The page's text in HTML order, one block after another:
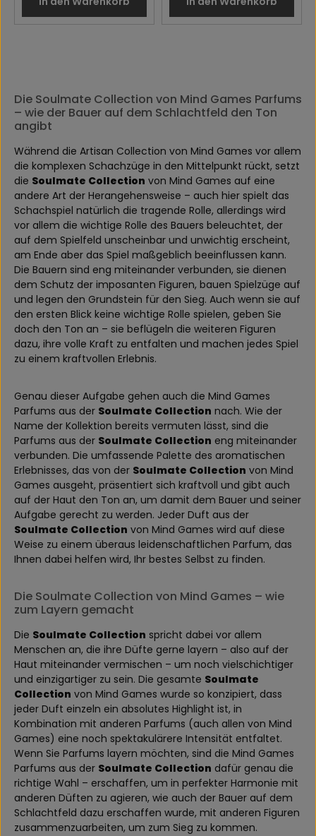
Die Soulmate Collection von Mind Games Parfums
– wie der Bauer auf dem Schlachtfeld den Ton
angibt
Während die Artisan Collection von Mind Games vor allem
die komplexen Schachzüge in den Mittelpunkt rückt, setzt
die Soulmate Collection von Mind Games auf eine
andere Art der Herangehensweise – auch hier spielt das
Schachspiel natürlich die tragende Rolle, allerdings wird
vor allem die wichtige Rolle des Bauers beleuchtet, der
auf dem Spielfeld unscheinbar und unwichtig erscheint,
am Ende aber das Spiel maßgeblich beeinflussen kann.
Die Bauern sind eng miteinander verbunden, sie dienen
dem Schutz der imposanten Figuren, bauen Spielzüge auf
und legen den Grundstein für den Sieg. Auch wenn sie auf
den ersten Blick keine wichtige Rolle spielen, geben Sie
doch den Ton an – sie beflügeln die weiteren Figuren
dazu, ihre volle Kraft zu entfalten und machen jedes Spiel
zu einem kraftvollen Erlebnis.
Genau dieser Aufgabe gehen auch die Mind Games
Parfums aus der Soulmate Collection nach. Wie der
Name der Kollektion bereits vermuten lässt, sind die
Parfums aus der Soulmate Collection eng miteinander
verbunden. Die umfassende Palette des aromatischen
Erlebnisses, das von der Soulmate Collection von Mind
Games ausgeht, präsentiert sich kraftvoll und gibt auch
auf der Haut den Ton an, um damit dem Bauer und seiner
Aufgabe gerecht zu werden. Jeder Duft aus der
Soulmate Collection von Mind Games wird auf diese
Weise zu einem überaus leidenschaftlichen Parfum, das
Ihnen dabei helfen wird, Ihr bestes Selbst zu finden.
Die Soulmate Collection von Mind Games – wie
zum Layern gemacht
Die Soulmate Collection spricht dabei vor allem
Menschen an, die ihre Düfte gerne layern – also auf der
Haut miteinander vermischen – um noch vielschichtiger
und einzigartiger zu sein. Die gesamte Soulmate
Collection von Mind Games wurde so konzipiert, dass
jeder Duft einzeln ein absolutes Highlight ist, in
Kombination mit anderen Parfums (auch allen von Mind
Games) eine noch spektakulärere Intensität entfaltet.
Wenn Sie Parfums layern möchten, sind die Mind Games
Parfums aus der Soulmate Collection dafür genau die
richtige Wahl – erschaffen, um in perfekter Harmonie mit
anderen Düften zu agieren, wie auch der Bauer auf dem
Schlachtfeld dazu erschaffen wurde, mit anderen Figuren
zusammenzuarbeiten, um zum Sieg zu kommen.